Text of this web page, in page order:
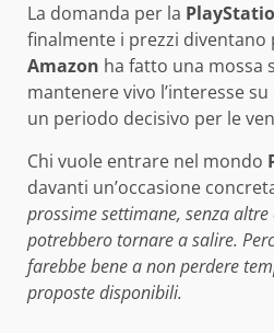
La domanda per la
finalmente i prezzi diventano
Amazon ha fatto una mossa
mantenere vivo l’interesse
un periodo decisivo per le
Chi vuole entrare nel mondo
davanti un’occasione
prossime settimane, senza
potrebbero tornare a salire.
farebbe bene a non perdere
proposte disponibili.